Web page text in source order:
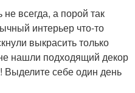
всегда, а порой так
интерьер что-то
выкрасить только
нашли подходящий декор
себе один день